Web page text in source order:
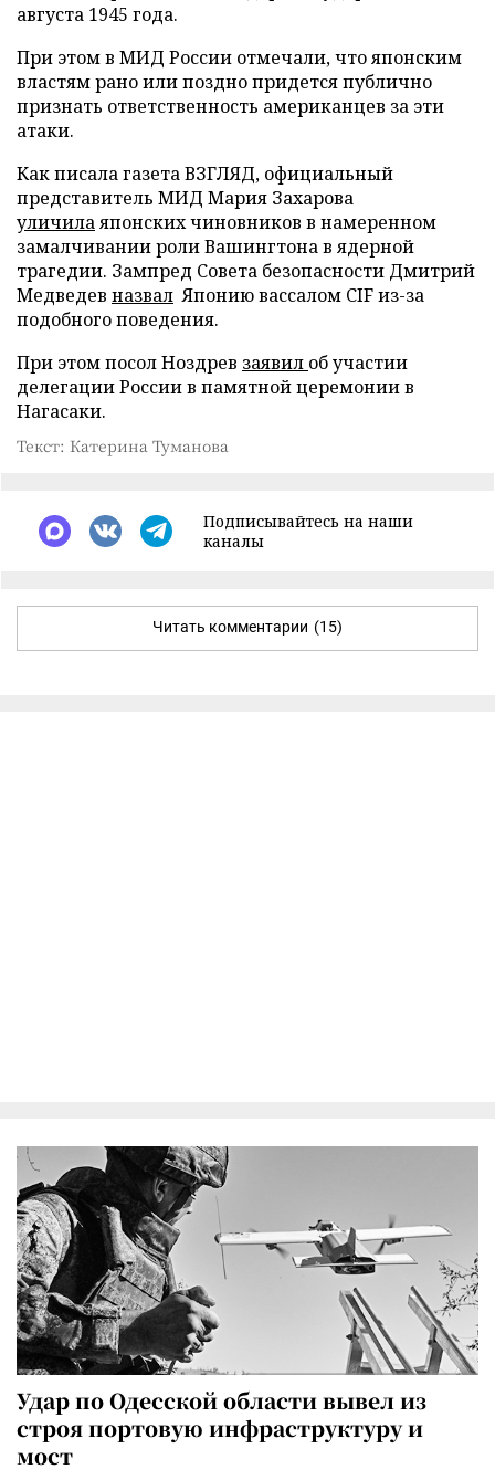
августа 1945 года.
При этом в МИД России отмечали, что японским
властям рано или поздно придется публично
признать ответственность американцев за эти
атаки.
Как писала газета ВЗГЛЯД, официальный
представитель МИД Мария Захарова
уличилаяпонских чиновников в намеренном
замалчивании роли Вашингтона в ядерной
трагедии. Зампред Совета безопасности Дмитрий
Медведев назвал Японию вассалом CIF из-за
подобного поведения.
При этом посол Ноздрев заявил об участии
делегации России в памятной церемонии в
Нагасаки.
Текст: Катерина Туманова
Подписывайтесь на наши
каналы
Читать комментарии (15)
Удар по Одесской области вывел из
строя портовую инфраструктуру и
мост